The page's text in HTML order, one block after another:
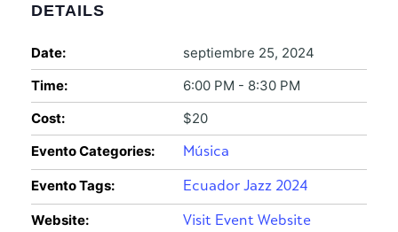
DETAILS
Date:
septiembre 25, 2024
Time:
6:00 PM - 8:30 PM
Cost:
$20
Evento Categories:
Música
Evento Tags: Ecuador Jazz 2024
Website: Visit Event Website